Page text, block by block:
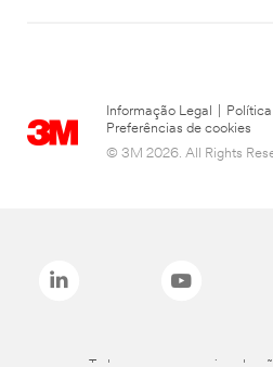
Informação Legal
Preferências de cookies
© 3M 2026. All Rights